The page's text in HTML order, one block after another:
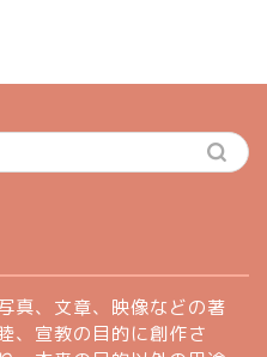
真、文章、映像などの著
、宣教の目的に創作さ
profile